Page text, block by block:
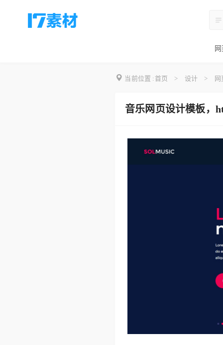
当前位置 :首页 > 设计 > 网
音乐网页设计模板，